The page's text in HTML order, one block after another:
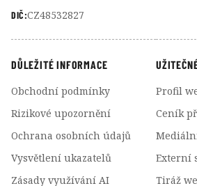
DIČ:CZ48532827
DŮLEŽITÉ INFORMACE
Obchodní podmínky
Rizikové upozornění
Ochrana osobních údajů
Vysvětlení ukazatelů
Zásady využívání AI
Profil
Ceník
Externí
Tiráž